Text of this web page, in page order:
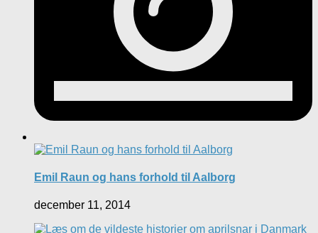
Emil Raun og hans forhold til Aalborg
december 11, 2014